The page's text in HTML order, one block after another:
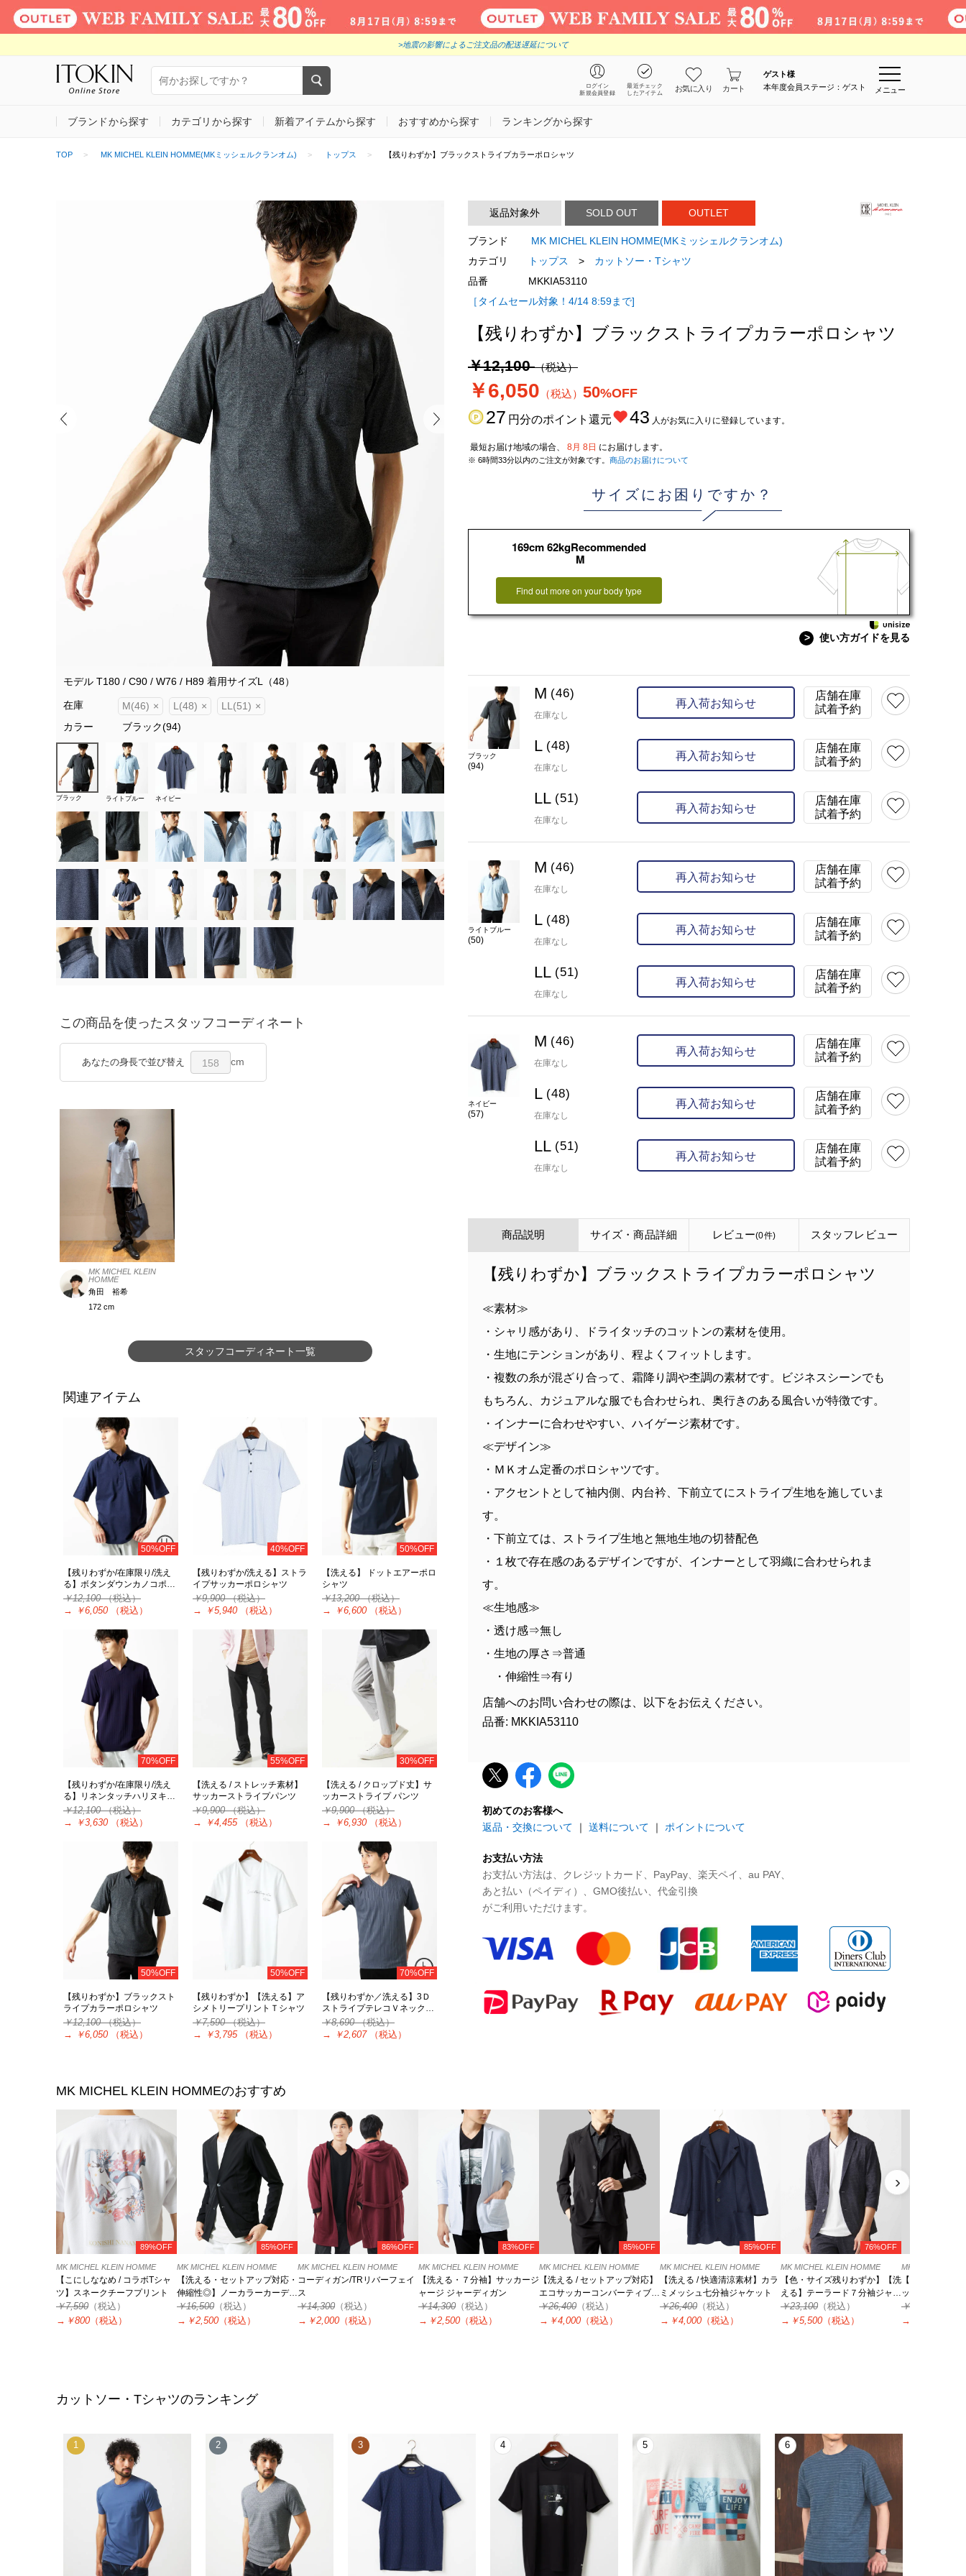
>地震の影響によるご注文品の配送遅延について
ログイン
新規会員登録
最近チェック
したアイテム
お気に入り カート
ゲスト様
本年度会員ステージ：ゲスト
メニュー
ブランドから探す カテゴリから探す 新着アイテムから探す おすすめから探す ランキングから探す
TOP MK MICHEL KLEIN HOMME(MKミッシェルクランオム) トップス 【残りわずか】ブラックストライプカラーポロシャツ
モデル T180 / C90 / W76 / H89 着用サイズL（48）
在庫 M(46) × L(48) × LL(51) ×
カラー
ブラック(94)
ライトブルー(50)
カラー
ネイビー(57)
ブラック ライトブルー ネイビー
この商品を使ったスタッフコーディネート
あなたの身長で並び替え 158 cm
MK MICHEL KLEIN
HOMME
角田 裕希
172 cm
スタッフコーディネート一覧
関連アイテム
50%OFF
【残りわずか/在庫限り/洗え
る】ボタンダウンカノコポ…
￥12,100（税込）
→
￥6,050 （税込）
40%OFF
【残りわずか/洗える】ストラ
イプサッカーポロシャツ
￥9,900（税込）
→
￥5,940 （税込）
50%OFF
【洗える】 ドットエアーポロ
シャツ
￥13,200（税込）
→
￥6,600 （税込）
70%OFF
【残りわずか/在庫限り/洗え
る】リネンタッチハリヌキ…
￥12,100（税込）
→
￥3,630 （税込）
55%OFF
【洗える / ストレッチ素材】
サッカーストライプパンツ
￥9,900（税込）
→
￥4,455 （税込）
30%OFF
【洗える / クロップド丈】サ
ッカーストライプ パンツ
￥9,900（税込）
→
￥6,930 （税込）
50%OFF
【残りわずか】ブラックスト
ライプカラーポロシャツ
￥12,100（税込）
→
￥6,050 （税込）
50%OFF
【残りわずか】【洗える】ア
シメトリープリントＴシャツ
￥7,590（税込）
→
￥3,795 （税込）
70%OFF
【残りわずか／洗える】3Ｄ
ストライプテレコＶネック…
￥8,690（税込）
→
￥2,607 （税込）
返品対象外 SOLD OUT OUTLET
ブランド
MK MICHEL KLEIN HOMME(MKミッシェルクランオム)
カテゴリ
トップス >
カットソー・Tシャツ
品番
MKKIA53110
［タイムセール対象！4/14 8:59まで]
【残りわずか】ブラックストライプカラーポロシャツ
￥12,100（税込）
￥6,050 （税込） 50%OFF
27 円分のポイント還元 43 人がお気に入りに登録しています。
最短お届け地域の場合、 8月 8日 にお届けします。
※ 6時間33分以内のご注文が対象です。 商品のお届けについて
サイズにお困りですか？
169cm 62kgRecommended
M
Find out more on your body type
> 使い方ガイドを見る
ブラック
(94)
M (46)
在庫なし
再入荷お知らせ
店舗在庫
試着予約
L (48)
在庫なし
再入荷お知らせ
店舗在庫
試着予約
LL (51)
在庫なし
再入荷お知らせ
店舗在庫
試着予約
ライトブルー
(50)
M (46)
在庫なし
再入荷お知らせ
店舗在庫
試着予約
L (48)
在庫なし
再入荷お知らせ
店舗在庫
試着予約
LL (51)
在庫なし
再入荷お知らせ
店舗在庫
試着予約
ネイビー
(57)
M (46)
在庫なし
再入荷お知らせ
店舗在庫
試着予約
L (48)
在庫なし
再入荷お知らせ
店舗在庫
試着予約
LL (51)
在庫なし
再入荷お知らせ
店舗在庫
試着予約
商品説明 サイズ・商品詳細 レビュー(0件) スタッフ レビュー
【残りわずか】ブラックストライプカラーポロシャツ
≪素材≫
・シャリ感があり、ドライタッチのコットンの素材を使用。
・生地にテンションがあり、程よくフィットします。
・複数の糸が混ざり合って、霜降り調や杢調の素材です。ビジネスシーンでも
もちろん、カジュアルな服でも合わせられ、奥行きのある風合いが特徴です。
・インナーに合わせやすい、ハイゲージ素材です。
≪デザイン≫
・ＭＫオム定番のポロシャツです。
・アクセントとして袖内側、内台衿、下前立てにストライプ生地を施していま
す。
・下前立ては、ストライプ生地と無地生地の切替配色
・１枚で存在感のあるデザインですが、インナーとして羽織に合わせられま
す。
≪生地感≫
・透け感⇒無し
・生地の厚さ⇒普通
・伸縮性⇒有り
店舗へのお問い合わせの際は、以下をお伝えください。
品番: MKKIA53110
初めてのお客様へ
返品・交換について ｜ 送料について ｜ ポイントについて
お支払い方法
お支払い方法は、クレジットカード、PayPay、楽天ペイ、au PAY、
あと払い（ペイディ）、GMO後払い、代金引換
がご利用いただけます。
MK MICHEL KLEIN HOMMEのおすすめ
89%OFF
MK MICHEL KLEIN HOMME
【こにしななめ / コラボTシャ
ツ】スネークチーフプリント
￥7,590 （税込）
→ ￥800 （税込）
85%OFF
MK MICHEL KLEIN HOMME
【洗える・セットアップ対応・
伸縮性◎】ノーカラーカーディ
ガンジャケット
￥16,500 （税込）
→ ￥2,500 （税込）
86%OFF
MK MICHEL KLEIN HOMME
コーディガン/TRリバーフェイ
ス
￥14,300 （税込）
→ ￥2,000 （税込）
83%OFF
MK MICHEL KLEIN HOMME
【洗える・７分袖】サッカージ
ャージ ジャーディガン
￥14,300 （税込）
→ ￥2,500 （税込）
85%OFF
MK MICHEL KLEIN HOMME
【洗える / セットアップ対応】
エコサッカーコンバーティブル
ジャケット
￥26,400 （税込）
→ ￥4,000 （税込）
85%OFF
MK MICHEL KLEIN HOMME
【洗える / 快適清涼素材】カラ
ミメッシュ七分袖ジャケット
￥26,400 （税込）
→ ￥4,000 （税込）
76%OFF
MK MICHEL KLEIN HOMME
【色・サイズ残りわずか】【洗
える】テーラード７分袖ジャケ
ット
￥23,100 （税込）
→ ￥5,500 （税込）
MK MICHEL
【洗える/イー
ッチ】コンバー
ト/TECEASY25
￥26,400
→
›
カットソー・Tシャツのランキング
1 2 3 4 5 6